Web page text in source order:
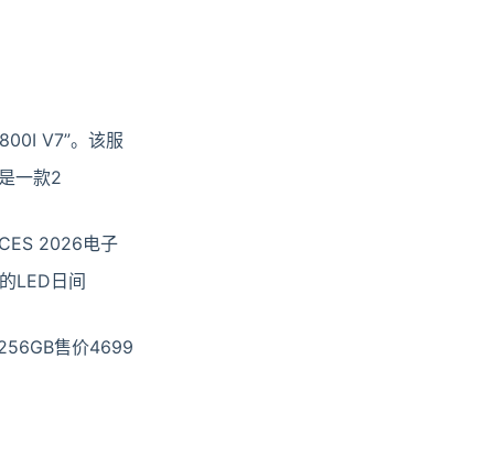
V7”。该服
一款2
2026电子
LED日间
售价4699